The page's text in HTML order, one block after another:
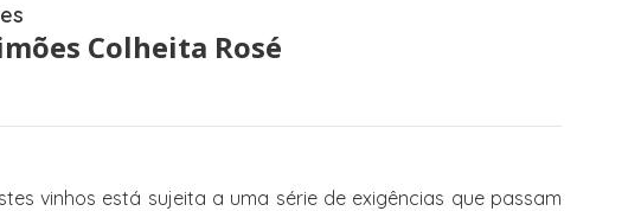
Colheita Rosé
vinhos está sujeita a uma série de exigências que passam